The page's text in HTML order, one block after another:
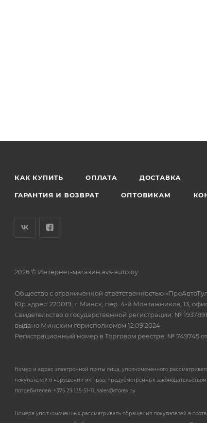
КАК КУПИТЬ ОПЛАТА ДОСТАВКА
ГАРАНТИЯ И ВОЗВРАТ ОПТОВИКАМ
2026 © Интернет-магазин avs-auto.by
Общество с ограниченной ответственностью
Юр.адрес: 220019, г. Минск, пер. 4-й Монтажников, 13,
Свидетельство о государственной регистрации: №
выдано Минским горисполкомом 12.09.2024
Регистрационный номер в Торговом реестре: № 749745 от
Номер и адрес электронной почты лица, уполномоченного
покупателей о нарушении их прав, предусмотренных
потребителей: +375 29 135-51-11, sales@storex.by
Номера уполномоченных рассматривать обращения покупателей в